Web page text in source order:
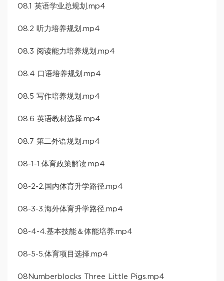
08.1 英语学业总规划.mp4
08.2 听力培养规划.mp4
08.3 阅读能力培养规划.mp4
08.4 口语培养规划.mp4
08.5 写作培养规划.mp4
08.6 英语教材选择.mp4
08.7 第二外语规划.mp4
08-1-1.体育政策解读.mp4
08-2-2.国内体育升学路径.mp4
08-3-3.海外体育升学路径.mp4
08-4-4.基本技能＆体能培养.mp4
08-5-5.体育项目选择.mp4
08Numberblocks Three Little Pigs.mp4